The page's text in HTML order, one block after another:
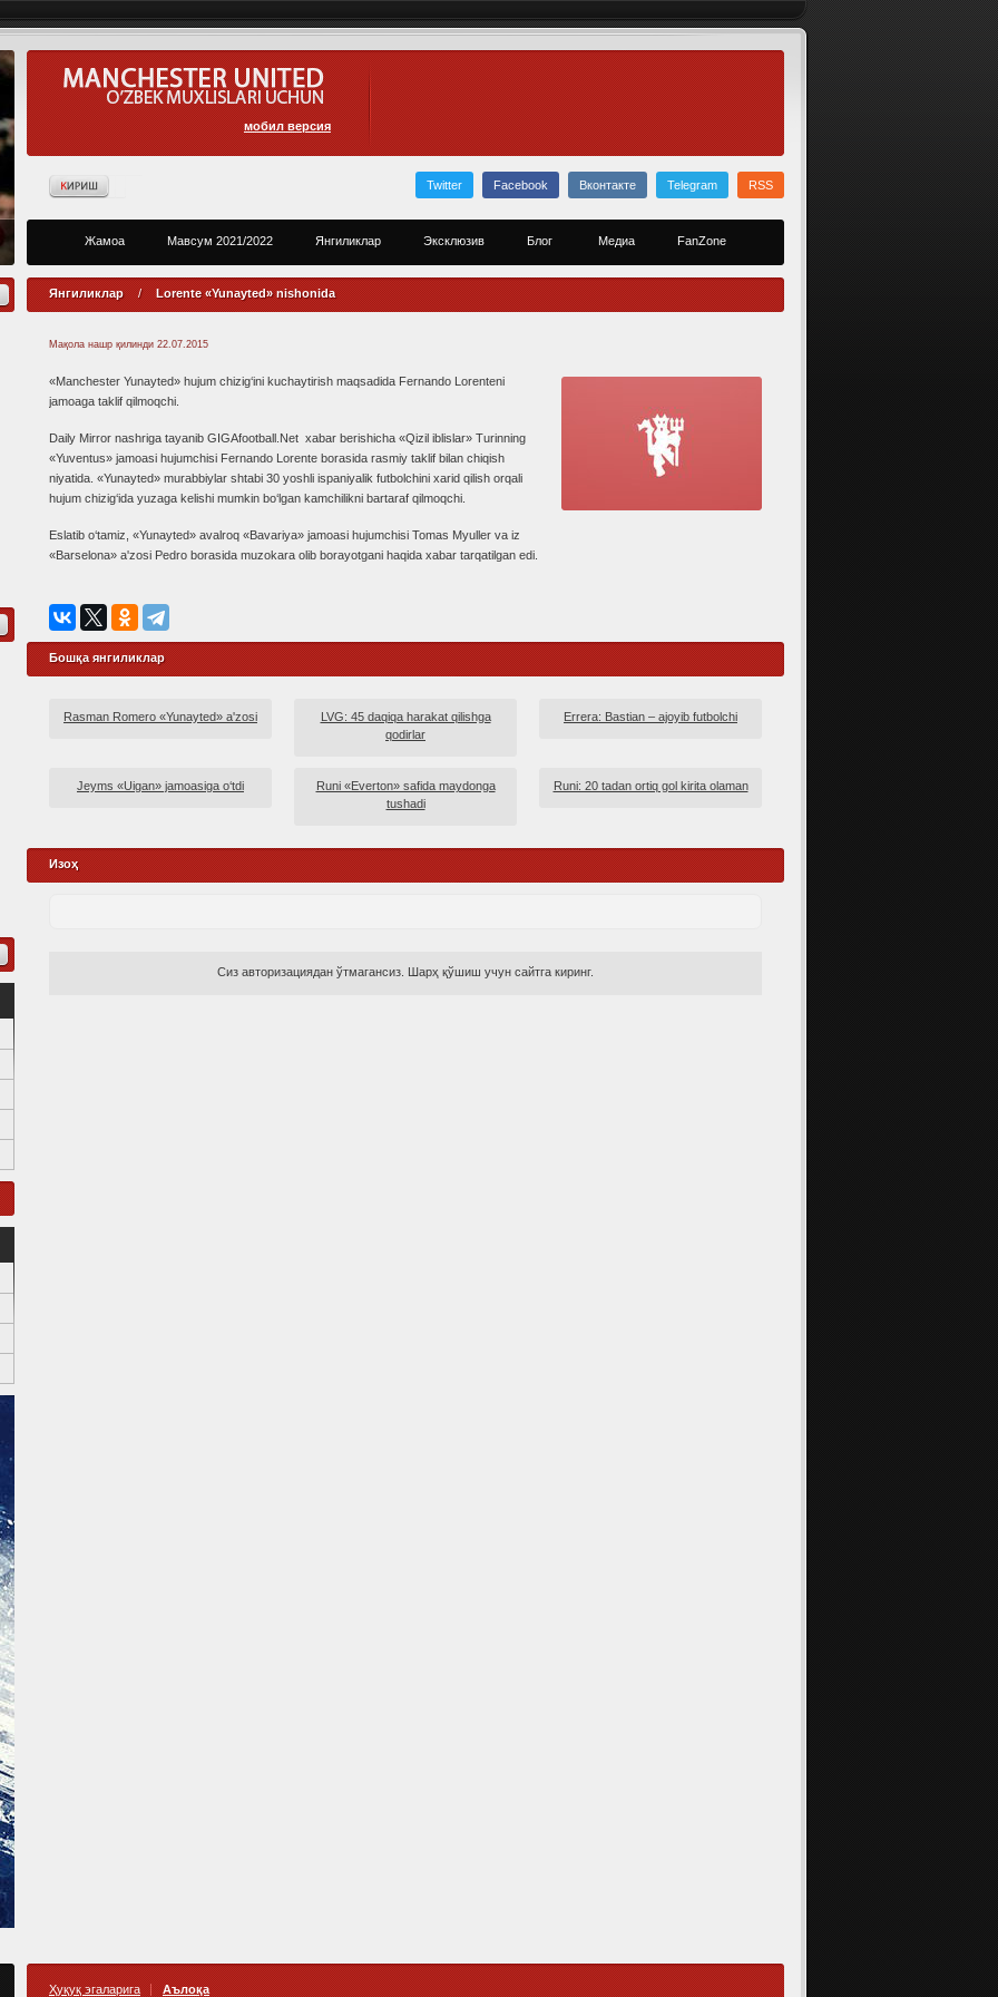
мобил версия
Twitter Facebook Вконтакте Telegram RSS
Жамоа Мавсум 2021/2022 Янгиликлар Эксклюзив Блог Медиа FanZone
Янгиликлар / Lorente «Yunayted» nishonida
Мақола нашр қилинди 22.07.2015
«Manchester Yunayted» hujum chizig‘ini kuchaytirish maqsadida Fernando Lorenteni
jamoaga taklif qilmoqchi.
Daily Mirror nashriga tayanib GIGAfootball.Net xabar berishicha «Qizil iblislar» Turinning
«Yuventus» jamoasi hujumchisi Fernando Lorente borasida rasmiy taklif bilan chiqish
niyatida. «Yunayted» murabbiylar shtabi 30 yoshli ispaniyalik futbolchini xarid qilish orqali
hujum chizig‘ida yuzaga kelishi mumkin bo‘lgan kamchilikni bartaraf qilmoqchi.
Eslatib o‘tamiz, «Yunayted» avalroq «Bavariya» jamoasi hujumchisi Tomas Myuller va iz
«Barselona» a'zosi Pedro borasida muzokara olib borayotgani haqida xabar tarqatilgan edi.
Бошқа янгиликлар
Rasman Romero «Yunayted» a'zosi
LVG: 45 daqiqa harakat qilishga
qodirlar
Errera: Bastian – ajoyib futbolchi
Jeyms «Uigan» jamoasiga o‘tdi
Runi «Everton» safida maydonga
tushadi
Runi: 20 tadan ortiq gol kirita olaman
Изоҳ
Сиз авторизациядан ўтмагансиз. Шарҳ қўшиш учун сайтга киринг.
Ҳуқуқ эгаларига Аълоқа